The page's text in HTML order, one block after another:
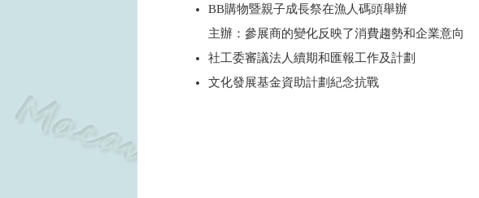
BB購物暨親子成長祭在漁人碼頭舉辦
主辦：參展商的變化反映了消費趨勢和企業意向
社工委審議法人續期和匯報工作及計劃
文化發展基金資助計劃紀念抗戰